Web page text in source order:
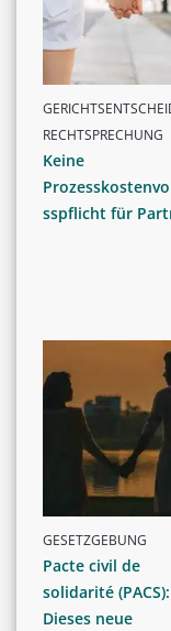
RECHTSPRECHUNG
Keine
sspflicht für
GESETZGEBUNG
Pacte civil de
solidarité (PACS):
Dieses neue